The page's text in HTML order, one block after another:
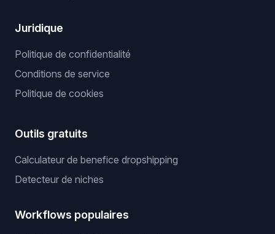
Juridique
Politique de confidentialité
Conditions de service
Politique de cookies
Outils gratuits
Calculateur de benefice dropshipping
Detecteur de niches
Workflows populaires